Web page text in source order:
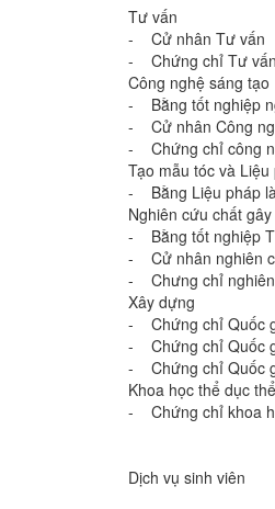
Tư vấn
- Cử nhân Tư vấn
- Chứng chỉ Tư vấn
Công nghệ sáng tạo
- Bằng tốt nghiệp
- Cử nhân Công
- Chứng chỉ công
Tạo mẫu tóc và
- Bằng Liệu pháp
Nghiên cứu chất
- Bằng tốt nghiệp
- Cử nhân nghiên
- Chưng chỉ nghiên
Xây dựng
- Chứng chỉ Quốc
- Chứng chỉ Quốc
- Chứng chỉ Quốc
Khoa học thể dục
- Chứng chỉ khoa
Dịch vụ sinh viên